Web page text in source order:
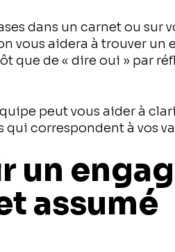
dans un carnet ou sur
vous aidera à trouver un
que de « dire oui » par
peut vous aider à
qui correspondent à vos
un
assumé